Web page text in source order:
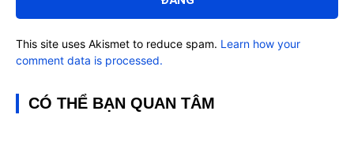
This site uses Akismet to reduce spam. Learn how your
comment data is processed.
CÓ THỂ BẠN QUAN TÂM